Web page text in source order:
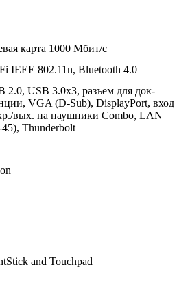
карта 1000 Мбит/c
IEEE 802.11n, Bluetooth 4.0
2.0, USB 3.0x3, разъем для док-
VGA (D-Sub), DisplayPort, вход
вых. на наушники Combo, LAN
45), Thunderbolt
and Touchpad